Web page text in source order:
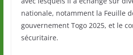
nationale, notamment la Feuille
gouvernement Togo 2025, et le
sécuritaire.